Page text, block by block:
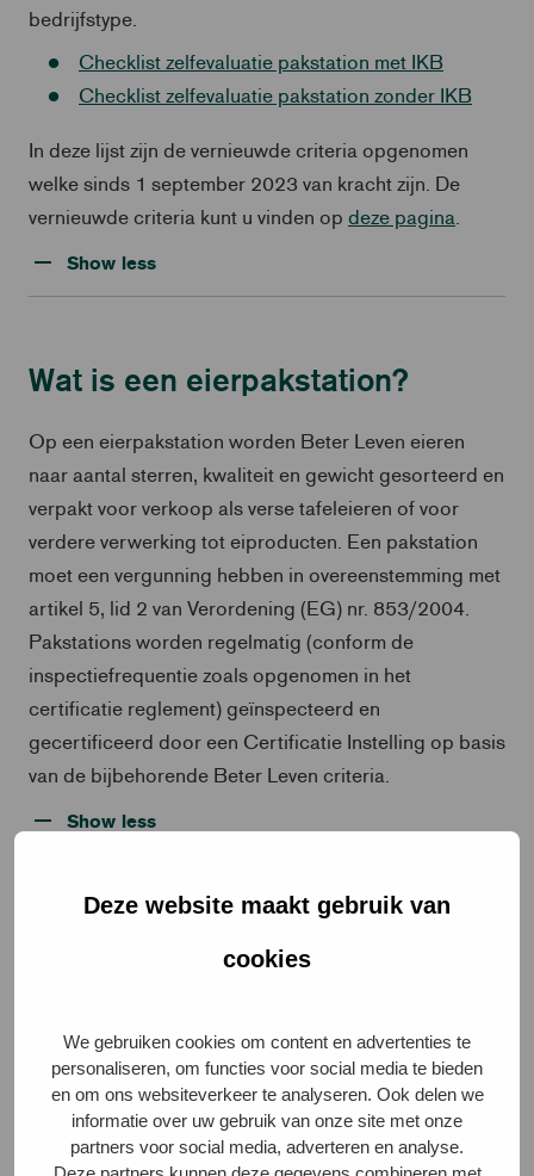
Deze website maakt gebruik van
cookies
We gebruiken cookies om content en advertenties te
personaliseren, om functies voor social media te bieden
en om ons websiteverkeer te analyseren. Ook delen we
informatie over uw gebruik van onze site met onze
partners voor social media, adverteren en analyse.
bedrijfstype.
Checklist zelfevaluatie pakstation met IKB
Checklist zelfevaluatie pakstation zonder IKB
In deze lijst zijn de vernieuwde criteria opgenomen
welke sinds 1 september 2023 van kracht zijn. De
vernieuwde criteria kunt u vinden op deze pagina.
Show less
Wat is een eierpakstation?
Op een eierpakstation worden Beter Leven eieren
naar aantal sterren, kwaliteit en gewicht gesorteerd en
verpakt voor verkoop als verse tafeleieren of voor
verdere verwerking tot eiproducten. Een pakstation
moet een vergunning hebben in overeenstemming met
artikel 5, lid 2 van Verordening (EG) nr. 853/2004.
Pakstations worden regelmatig (conform de
inspectiefrequentie zoals opgenomen in het
certificatie reglement) geïnspecteerd en
gecertificeerd door een Certificatie Instelling op basis
van de bijbehorende Beter Leven criteria.
Show less
Na de laatste formele vaststelling van deze criteria zijn
de volgende aanvullende besluiten en interpretaties
afgestemd met de Dierenbescherming. Deze
besluiten/interpretaties zijn weliswaar nog niet